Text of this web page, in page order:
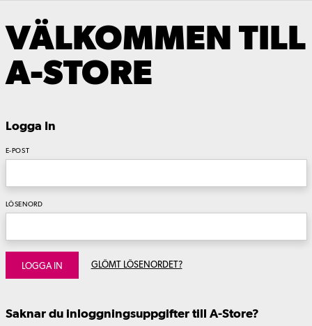
VÄLKOMMEN TILL
A-STORE
Logga In
E-POST
LÖSENORD
LOGGA IN GLÖMT LÖSENORDET?
Saknar du inloggningsuppgifter till A-Store?